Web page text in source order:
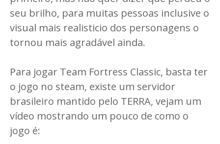
seu brilho, para muitas pessoas inclusive o
visual mais realisticio dos personagens o
tornou mais agradável ainda.
Para jogar Team Fortress Classic, basta ter
o jogo no steam, existe um servidor
brasileiro mantido pelo TERRA, vejam um
vídeo mostrando um pouco de como o
jogo é: